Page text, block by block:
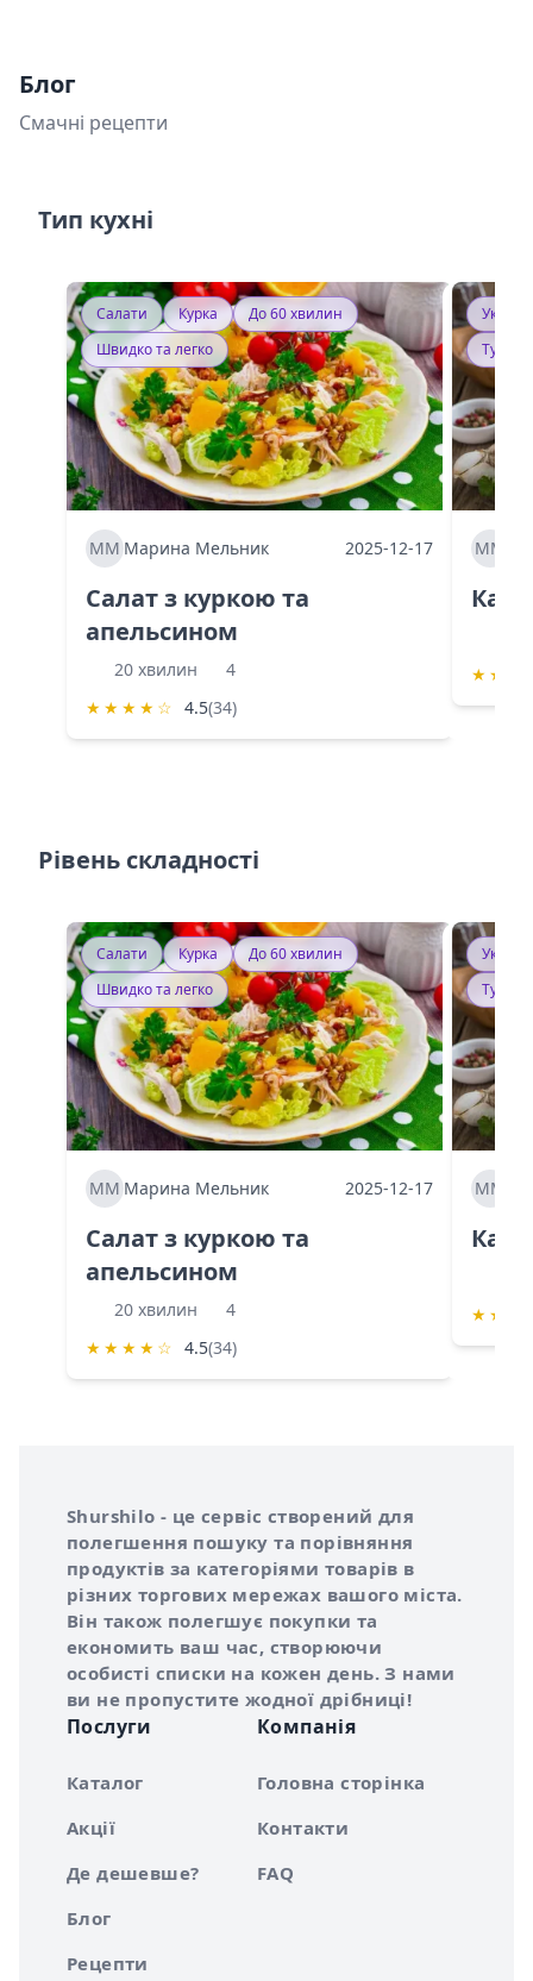
Блог
Смачні рецепти
Тип кухні
Салати Курка
До 60 хвилин
Швидко та легко
ММ Марина Мельник 2025-12-17
Салат з куркою та
апельсином
20 хвилин
4
★ ★ ★ ★ ☆ 4.5(34)
ММ
★ ★
Рівень складності
Салати Курка
До 60 хвилин
Швидко та легко
ММ Марина Мельник 2025-12-17
Салат з куркою та
апельсином
20 хвилин
4
★ ★ ★ ★ ☆ 4.5(34)
ММ
★ ★
Про сервіс Shurshilo
Shurshilo - це сервіс створений для
полегшення пошуку та порівняння
продуктів за категоріями товарів в
різних торгових мережах вашого міста.
Він також полегшує покупки та
економить ваш час, створюючи
особисті списки на кожен день. З нами
ви не пропустите жодної дрібниці!
Послуги
Каталог
Акції
Де дешевше?
Блог
Рецепти
Компанія
Головна сторінка
Контакти
FAQ